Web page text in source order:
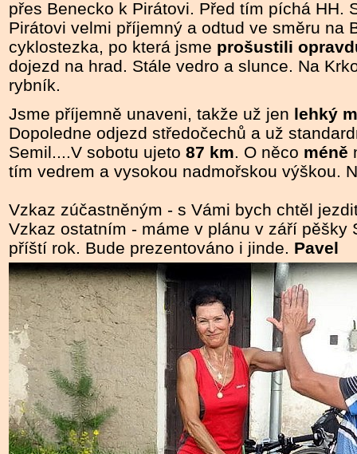
přes Benecko k Pirátovi. Před tím píchá HH.
Pirátovi velmi příjemný a odtud ve směru na
cyklostezka, po která jsme prošustili
dojezd na hrad. Stále vedro a slunce. Na
rybník.
Jsme příjemně unaveni, takže už jen lehký
Dopoledne odjezd středočechů a už
Semil....V sobotu ujeto 87 km. O něco méně
tím vedrem a vysokou nadmořskou výškou.
Vzkaz zúčastněným - s Vámi bych chtěl
Vzkaz ostatním - máme v plánu v září pěšky
příští rok. Bude prezentováno i jinde. Pavel